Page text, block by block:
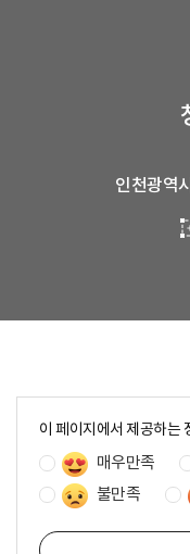
인천광역
이 페이지에서 제공하는
매우만족
불만족